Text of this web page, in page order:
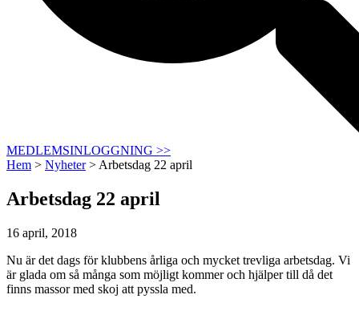
MEDLEMSINLOGGNING >>
Hem > Nyheter> Arbetsdag 22 april
Arbetsdag 22 april
16 april, 2018
Nu är det dags för klubbens årliga och mycket trevliga arbetsdag. Vi
är glada om så många som möjligt kommer och hjälper till då det
finns massor med skoj att pyssla med.